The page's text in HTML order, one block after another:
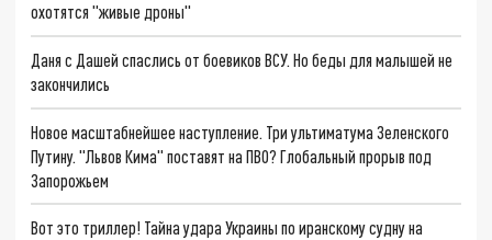
охотятся "живые дроны"
Даня с Дашей спаслись от боевиков ВСУ. Но беды для малышей не
закончились
Новое масштабнейшее наступление. Три ультиматума Зеленского
Путину. "Львов Кима" поставят на ПВО? Глобальный прорыв под
Запорожьем
Вот это триллер! Тайна удара Украины по иранскому судну на